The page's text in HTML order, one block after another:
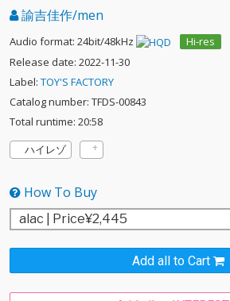
諭吉佳作/men
Audio format: 24bit/48kHz
Hi-res
Release date: 2022-11-30
Label: TOY'S FACTORY
Catalog number: TFDS-00843
Total runtime: 20:58
ハイレゾ
How To Buy
Add all to Cart